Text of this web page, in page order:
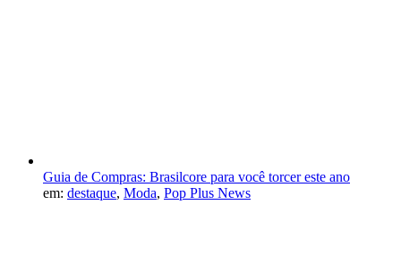
Guia de Compras: Brasilcore para você torcer este ano
em: destaque, Moda, Pop Plus News